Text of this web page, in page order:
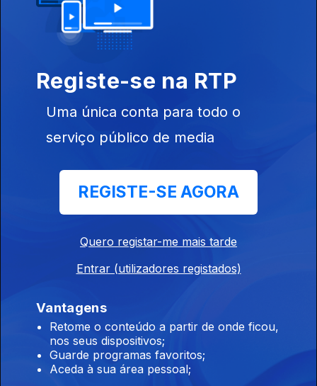
Ep. 24
Ep. 23
Registe-se na RTP
Uma única conta para todo o
serviço público de media
REGISTE-SE AGORA
Quero registar-me mais tarde
Entrar (utilizadores registados)
Vantagens
Retome o conteúdo a partir de onde ficou,
nos seus dispositivos;
Guarde programas favoritos;
Aceda à sua área pessoal;